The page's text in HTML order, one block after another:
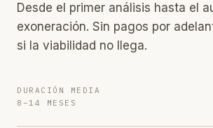
Desde el primer análisis hasta el
exoneración. Sin pagos por
si la viabilidad no llega.
DURACIÓN MEDIA
8–14 MESES